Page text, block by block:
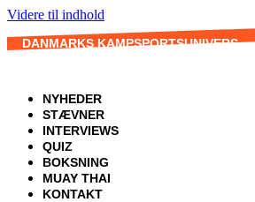
Videre til indhold
DANMARKS KAMPSPORTSUNIVERS
NYHEDER
STÆVNER
INTERVIEWS
QUIZ
BOKSNING
MUAY THAI
KONTAKT